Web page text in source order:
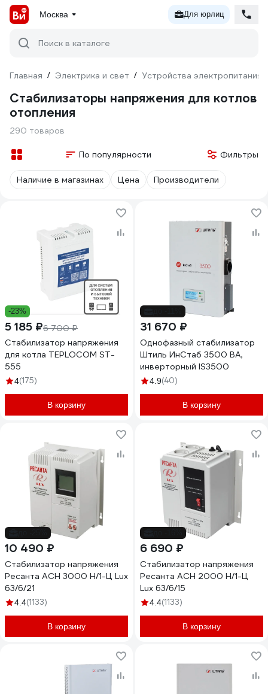
Москва Для юрлиц
Поиск в каталоге
Главная / Электрика и свет / Устройства электропитания
Стабилизаторы напряжения для котлов
отопления
290 товаров
По популярности Фильтры
Наличие в магазинах Цена Производители
-23%
5 185 ₽6 700 ₽
Стабилизатор напряжения
для котла TEPLOCOM ST-
555
4(175)
В корзину
31 670 ₽
Однофазный стабилизатор
Штиль ИнСтаб 3500 ВА,
инверторный IS3500
4.9(40)
В корзину
10 490 ₽
Стабилизатор напряжения
Ресанта АСН 3000 Н/1-Ц Lux
63/6/21
4.4(1133)
В корзину
6 690 ₽
Стабилизатор напряжения
Ресанта АСН 2000 Н/1-Ц
Lux 63/6/15
4.4(1133)
В корзину